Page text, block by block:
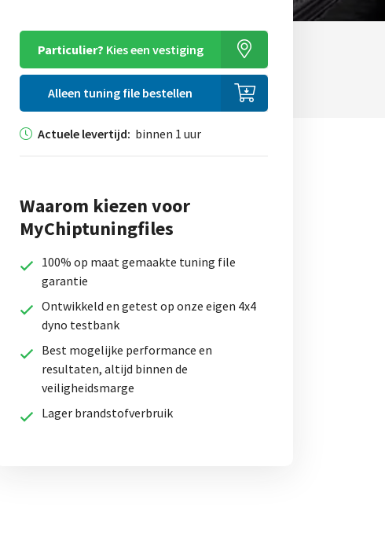
Particulier? Kies een vestiging
Alleen tuning file bestellen
Actuele levertijd: binnen 1 uur
Waarom kiezen voor
MyChiptuningfiles
100% op maat gemaakte tuning file
garantie
Ontwikkeld en getest op onze eigen 4x4
dyno testbank
Best mogelijke performance en
resultaten, altijd binnen de
veiligheidsmarge
Lager brandstofverbruik